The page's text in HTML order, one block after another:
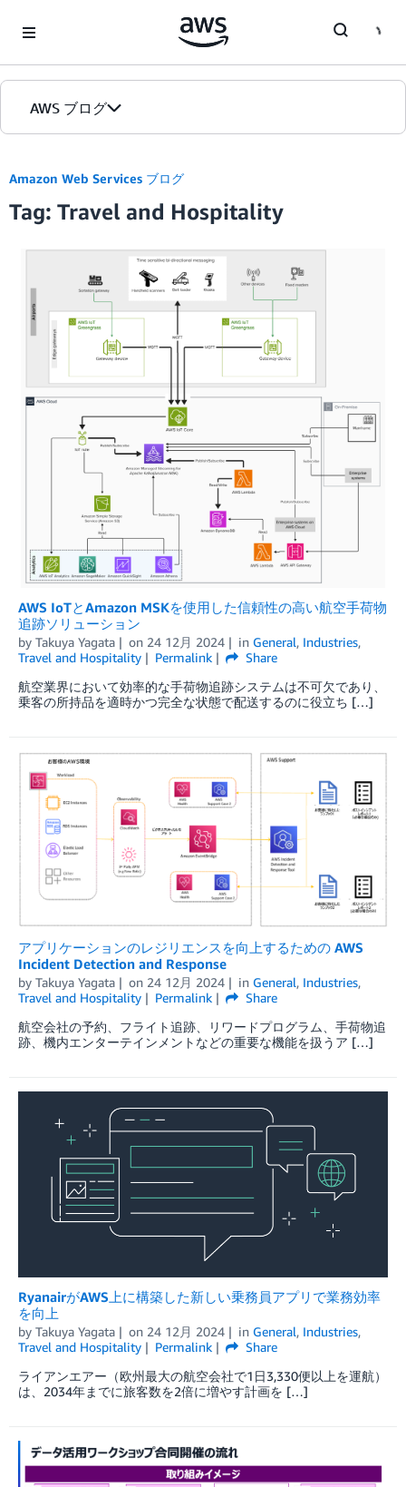
AWS ブログ
カテゴリ
エディション
Amazon Web Services ブログ
Tag: Travel and Hospitality
AWS IoTとAmazon MSKを使用した信頼性の高い航空手荷物
追跡ソリューション
by Takuya Yagata on 24 12月 2024 in General, Industries,
Travel and Hospitality
Permalink
Share
航空業界において効率的な手荷物追跡システムは不可欠であり、
乗客の所持品を適時かつ完全な状態で配送するのに役立ち […]
アプリケーションのレジリエンスを向上するための AWS
Incident Detection and Response
by Takuya Yagata on 24 12月 2024 in General, Industries,
Travel and Hospitality
Permalink
Share
航空会社の予約、フライト追跡、リワードプログラム、手荷物追
跡、機内エンターテインメントなどの重要な機能を扱うア […]
RyanairがAWS上に構築した新しい乗務員アプリで業務効率
を向上
by Takuya Yagata on 24 12月 2024 in General, Industries,
Travel and Hospitality
Permalink
Share
ライアンエアー（欧州最大の航空会社で1日3,330便以上を運航）
は、2034年までに旅客数を2倍に増やす計画を […]